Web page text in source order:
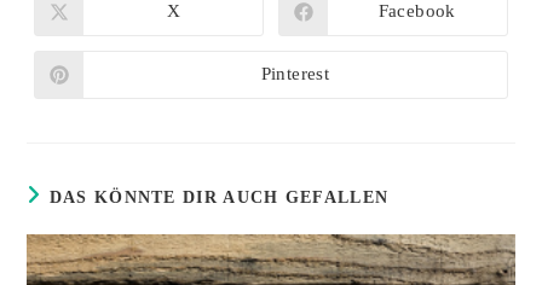
Öffnet
X
Öffnet
Facebook
Öffnet
Pinterest
DAS KÖNNTE DIR AUCH GEFALLEN